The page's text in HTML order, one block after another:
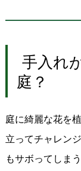
手入れ
庭？
庭に綺麗な花を
立ってチャレン
もサボってしま